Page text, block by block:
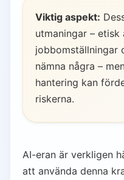
Viktig aspekt:
utmaningar – etisk
jobbomställningar
nämna några –
hantering kan
riskerna.
AI-eran är verkligen
att använda denna